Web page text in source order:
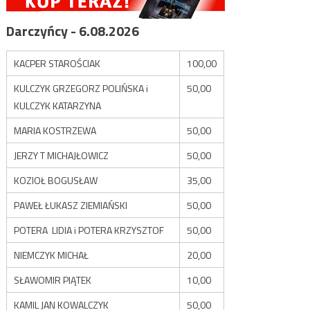
Darczyńcy - 6.08.2026
KACPER STAROŚCIAK
100,00
KULCZYK GRZEGORZ POLIŃSKA i
KULCZYK KATARZYNA
50,00
MARIA KOSTRZEWA
50,00
JERZY T MICHAJŁOWICZ
50,00
KOZIOŁ BOGUSŁAW
35,00
PAWEŁ ŁUKASZ ZIEMIAŃSKI
50,00
POTERA LIDIA i POTERA KRZYSZTOF
50,00
NIEMCZYK MICHAŁ
20,00
SŁAWOMIR PIĄTEK
10,00
KAMIL JAN KOWALCZYK
50,00